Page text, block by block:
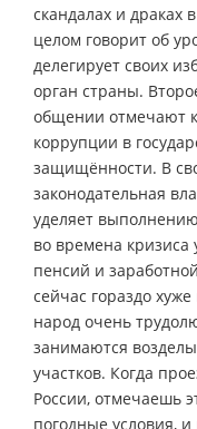
скандалах и драках
целом говорит об
делегирует своих
орган страны.
общении отмечают
коррупции в
защищённости. В
законодательная
уделяет
во времена кризиса
пенсий и
сейчас гораздо
народ очень
занимаются
участков. Когда
России, отмечаешь
погодные условия,